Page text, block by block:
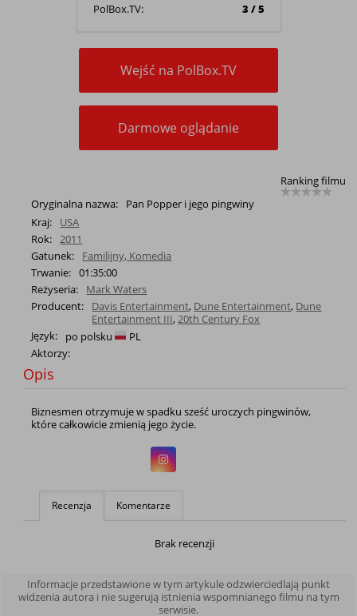
PolBox.TV:
3 / 5
Wejść na PolBox.TV
Darmowe oglądanie
Ranking filmu
Oryginalna nazwa:
Pan Popper i jego pingwiny
Kraj:
USA
Rok: 2011
Gatunek:
Familijny, Komedia
Trwanie: 01:35:00
Reżyseria:
Mark Waters
Producent:
Davis Entertainment, Dune Entertainment, Dune
Entertainment III,20th Century Fox
Język:
po polsku
PL
Aktorzy:
Opis
Biznesmen otrzymuje w spadku sześć uroczych pingwinów,
które całkowicie zmienią jego życie.
Recenzja Komentarze
Brak recenzji
Informacje przedstawione w tym artykule odzwierciedlają punkt
widzenia autora i nie sugerują istnienia wspomnianego filmu na tym
serwisie.